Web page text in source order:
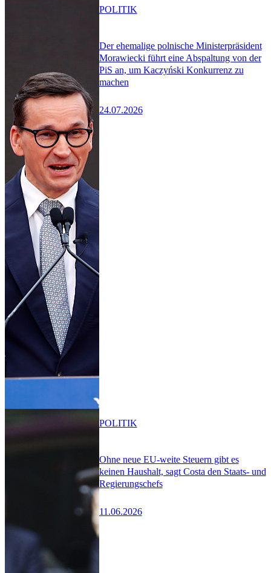
Der ehemalige polnische Ministerpräsident
Morawiecki führt eine Abspaltung von der
PiS an, um Kaczyński Konkurrenz zu
machen
24.07.2026
POLITIK
Ohne neue EU-weite Steuern gibt es
keinen Haushalt, sagt Costa den Staats- und
Regierungschefs
11.06.2026
POLITIK